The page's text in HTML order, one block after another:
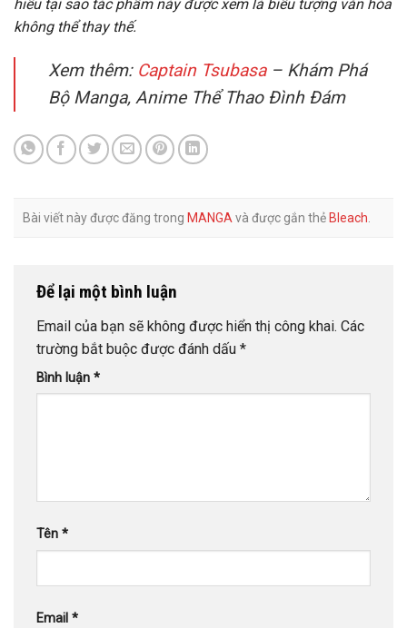
hiểu tại sao tác phẩm này được xem là biểu tượng văn hóa
không thể thay thế.
Xem thêm: Captain Tsubasa– Khám Phá
Bộ Manga, Anime Thể Thao Đình Đám
Bài viết này được đăng trong MANGA và được gắn thẻ Bleach
Để lại một bình luận
Email của bạn sẽ không được hiển thị công khai. Các
trường bắt buộc được đánh dấu *
Bình luận *
Tên *
Email *